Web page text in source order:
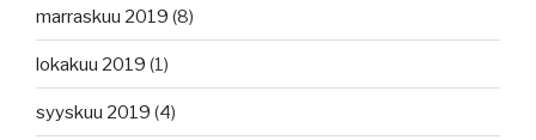
marraskuu 2019 (8)
lokakuu 2019 (1)
syyskuu 2019 (4)